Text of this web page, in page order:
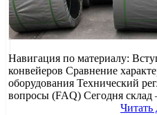
Навигация по материалу:
конвейеров Сравнение
оборудования Технический
вопросы (FAQ) Сегодня
Читать